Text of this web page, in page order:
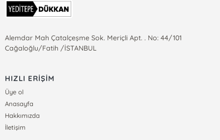
Alemdar Mah Çatalçeşme Sok. Meriçli Apt. . No: 44/101
Cağaloğlu/Fatih /İSTANBUL
HIZLI ERİŞİM
Üye ol
Anasayfa
Hakkımızda
İletişim